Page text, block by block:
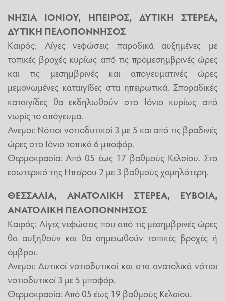
ΝΗΣΙΑ ΙΟΝΙΟΥ, ΗΠΕΙΡΟΣ, ΔΥΤΙΚΗ ΣΤΕΡΕΑ,
ΔΥΤΙΚΗ ΠΕΛΟΠΟΝΝΗΣΟΣ
Καιρός: Λίγες νεφώσεις παροδικά αυξημένες με
τοπικές βροχές κυρίως από τις προμεσημβρινές ώρες
και τις μεσημβρινές και απογευματινές ώρες
μεμονωμένες καταιγίδες στα ηπειρωτικά. Σποραδικές
καταιγίδες θα εκδηλωθούν στο Ιόνιο κυρίως από
νωρίς το απόγευμα.
Ανεμοι: Νότιοι νοτιοδυτικοί 3 με 5 και από τις βραδινές
ώρες στο Ιόνιο τοπικά 6 μποφόρ.
Θερμοκρασία: Από 05 έως 17 βαθμούς Κελσίου. Στο
εσωτερικό της Ηπείρου 2 με 3 βαθμούς χαμηλότερη.
ΘΕΣΣΑΛΙΑ, ΑΝΑΤΟΛΙΚΗ ΣΤΕΡΕΑ, ΕΥΒΟΙΑ,
ΑΝΑΤΟΛΙΚΗ ΠΕΛΟΠΟΝΝΗΣΟΣ
Καιρός: Λίγες νεφώσεις που από τις μεσημβρινές ώρες
θα αυξηθούν και θα σημειωθούν τοπικές βροχές ή
όμβροι.
Ανεμοι: Δυτικοί νοτιοδυτικοί και στα ανατολικά νότιοι
νοτιοδυτικοί 3 με 5 μποφόρ.
Θερμοκρασία: Από 05 έως 19 βαθμούς Κελσίου.